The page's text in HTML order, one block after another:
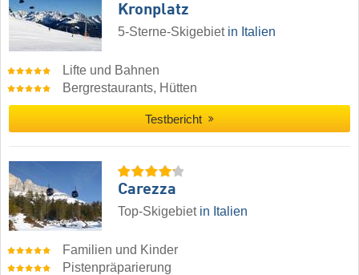
Kronplatz
5-Sterne-Skigebiet in Italien
Lifte und Bahnen
Bergrestaurants, Hütten
Testbericht
Carezza
Top-Skigebiet in Italien
Familien und Kinder
Pistenpräparierung